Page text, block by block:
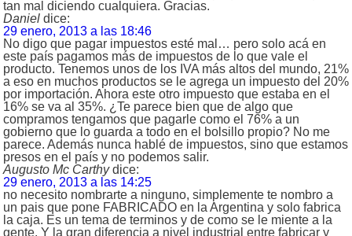
tan mal diciendo cualquiera. Gracias.
Daniel dice:
29 enero, 2013 a las 18:46
No digo que pagar impuestos esté mal… pero solo acá en
este país pagamos más de impuestos de lo que vale el
producto. Tenemos unos de los IVA más altos del mundo, 21%
a eso en muchos productos se le agrega un impuesto del 20%
por importación. Ahora este otro impuesto que estaba en el
16% se va al 35%. ¿Te parece bien que de algo que
compramos tengamos que pagarle como el 76% a un
gobierno que lo guarda a todo en el bolsillo propio? No me
parece. Además nunca hablé de impuestos, sino que estamos
presos en el país y no podemos salir.
Augusto Mc Carthy dice:
29 enero, 2013 a las 14:25
no necesito nombrarte a ninguno, simplemente te nombro a
un pais que pone FABRICADO en la Argentina y solo fabrica
la caja. Es un tema de terminos y de como se le miente a la
gente. Y la gran diferencia a nivel industrial entre fabricar y